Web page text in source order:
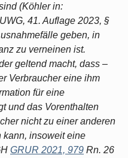
(Köhler in:
41. Auflage 2023, §
geben, in
zu verneinen ist.
geltend macht, dass –
Verbraucher eine ihm
für eine
und das Vorenthalten
nicht zu einer anderen
kann, insoweit eine
GRUR 2021, 979 Rn. 26